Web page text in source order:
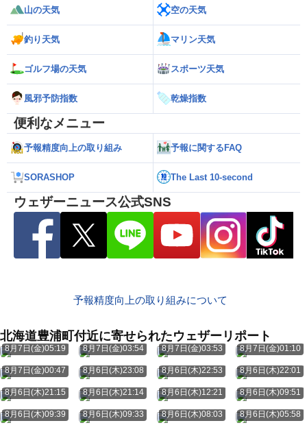
山の天気 空の天気
釣り天気 マリン天気
ゴルフ場の天気 スポーツ天気
風邪予防指数 乾燥指数
便利なメニュー
予報精度向上の取り組み 予報に関するFAQ
SORASHOP The Last 10-second
ウェザーニュース公式SNS
予報精度向上の取り組みについて
北海道豊浦町付近に寄せられたウェザーリポート
8月7日(金)05:19 8月7日(金)03:54 8月7日(金)03:53 8月7日(金)01:10
8月7日(金)00:47 8月6日(木)23:08 8月6日(木)22:53 8月6日(木)22:01
8月6日(木)21:15 8月6日(木)21:14 8月6日(木)12:21 8月6日(木)09:51
8月6日(木)09:39 8月6日(木)09:33 8月6日(木)08:03 8月6日(木)05:58